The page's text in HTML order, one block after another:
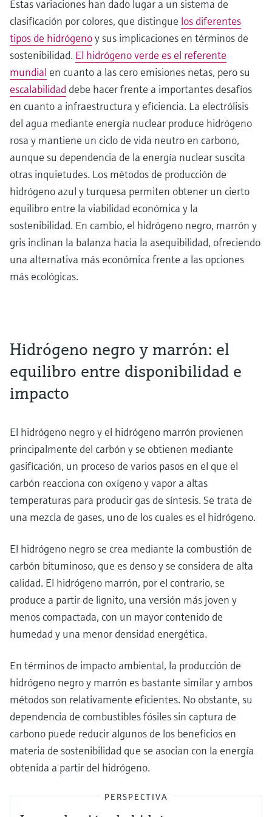
Estas variaciones han dado lugar a un sistema de
clasificación por colores, que distingue los diferentes
tipos de hidrógenoy sus implicaciones en términos de
sostenibilidad. El hidrógeno verde es el referente
mundial en cuanto a las cero emisiones netas, pero su
escalabilidad debe hacer frente a importantes desafíos
en cuanto a infraestructura y eficiencia. La electrólisis
del agua mediante energía nuclear produce hidrógeno
rosa y mantiene un ciclo de vida neutro en carbono,
aunque su dependencia de la energía nuclear suscita
otras inquietudes. Los métodos de producción de
hidrógeno azul y turquesa permiten obtener un cierto
equilibro entre la viabilidad económica y la
sostenibilidad. En cambio, el hidrógeno negro, marrón y
gris inclinan la balanza hacia la asequibilidad, ofreciendo
una alternativa más económica frente a las opciones
más ecológicas.
Hidrógeno negro y marrón: el
equilibro entre disponibilidad e
impacto
El hidrógeno negro y el hidrógeno marrón provienen
principalmente del carbón y se obtienen mediante
gasificación, un proceso de varios pasos en el que el
carbón reacciona con oxígeno y vapor a altas
temperaturas para producir gas de síntesis. Se trata de
una mezcla de gases, uno de los cuales es el hidrógeno.
El hidrógeno negro se crea mediante la combustión de
carbón bituminoso, que es denso y se considera de alta
calidad. El hidrógeno marrón, por el contrario, se
produce a partir de lignito, una versión más joven y
menos compactada, con un mayor contenido de
humedad y una menor densidad energética.
En términos de impacto ambiental, la producción de
hidrógeno negro y marrón es bastante similar y ambos
métodos son relativamente eficientes. No obstante, su
dependencia de combustibles fósiles sin captura de
carbono puede reducir algunos de los beneficios en
materia de sostenibilidad que se asocian con la energía
obtenida a partir del hidrógeno.
PERSPECTIVA